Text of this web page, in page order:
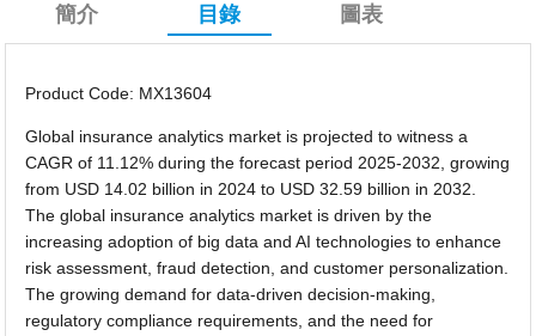
簡介 目錄 圖表
Product Code: MX13604
Global insurance analytics market is projected to witness a
CAGR of 11.12% during the forecast period 2025-2032, growing
from USD 14.02 billion in 2024 to USD 32.59 billion in 2032.
The global insurance analytics market is driven by the
increasing adoption of big data and AI technologies to enhance
risk assessment, fraud detection, and customer personalization.
The growing demand for data-driven decision-making,
regulatory compliance requirements, and the need for